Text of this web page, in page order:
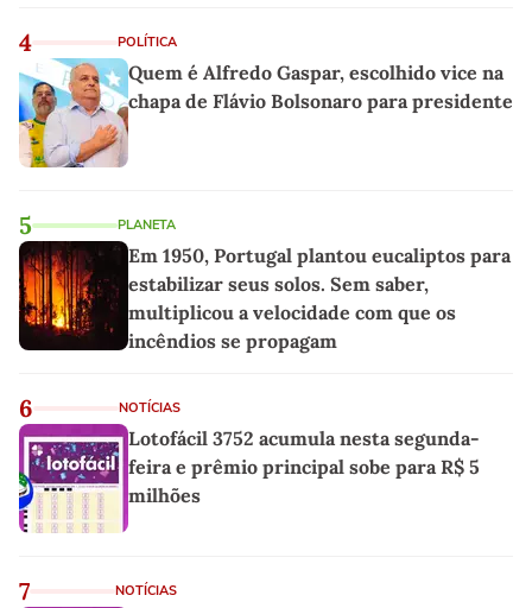
4 POLÍTICA
Quem é Alfredo Gaspar, escolhido vice na
chapa de Flávio Bolsonaro para presidente
5 PLANETA
Em 1950, Portugal plantou eucaliptos para
estabilizar seus solos. Sem saber,
multiplicou a velocidade com que os
incêndios se propagam
6 NOTÍCIAS
Lotofácil 3752 acumula nesta segunda-
feira e prêmio principal sobe para R$ 5
milhões
7 NOTÍCIAS